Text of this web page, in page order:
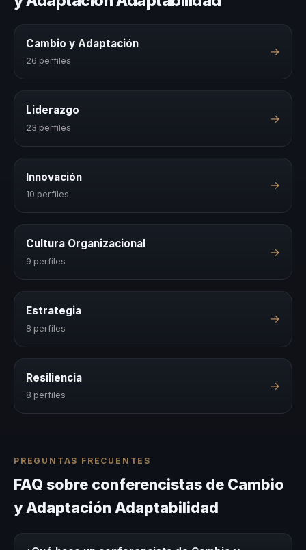
Cambio y Adaptación
26 perfiles
→
Liderazgo
23 perfiles
→
Innovación
10 perfiles
→
Cultura Organizacional
9 perfiles
→
Estrategia
8 perfiles
→
Resiliencia
8 perfiles
→
PREGUNTAS FRECUENTES
FAQ sobre conferencistas de Cambio
y Adaptación Adaptabilidad